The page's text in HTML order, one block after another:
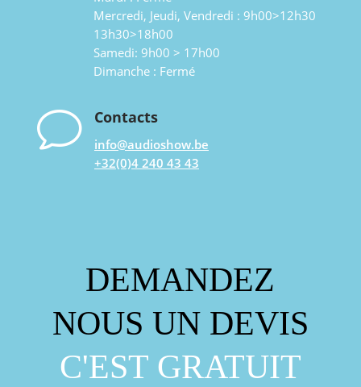
Mercredi, Jeudi, Vendredi : 9h00>12h30
13h30>18h00
Samedi: 9h00 > 17h00
Dimanche : Fermé
v Contacts
info@audioshow.be
+32(0)4 240 43 43
DEMANDEZ
NOUS UN DEVIS
C'EST GRATUIT